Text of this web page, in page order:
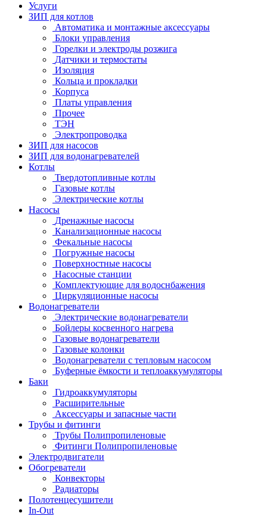
Услуги
ЗИП для котлов
Автоматика и монтажные аксессуары
Блоки управления
Горелки и электроды розжига
Датчики и термостаты
Изоляция
Кольца и прокладки
Корпуса
Платы управления
Прочее
ТЭН
Электропроводка
ЗИП для насосов
ЗИП для водонагревателей
Котлы
Твердотопливные котлы
Газовые котлы
Электрические котлы
Насосы
Дренажные насосы
Канализационные насосы
Фекальные насосы
Погружные насосы
Поверхностные насосы
Насосные станции
Комплектующие для водоснбажения
Циркуляционные насосы
Водонагреватели
Электрические водонагреватели
Бойлеры косвенного нагрева
Газовые водонагреватели
Газовые колонки
Водонагреватели с тепловым насосом
Буферные ёмкости и теплоаккумуляторы
Баки
Гидроаккумуляторы
Расширительные
Аксессуары и запасные части
Трубы и фитинги
Трубы Полипропиленовые
Фитинги Полипропиленовые
Электродвигатели
Обогреватели
Конвекторы
Радиаторы
Полотенцесушители
In-Out